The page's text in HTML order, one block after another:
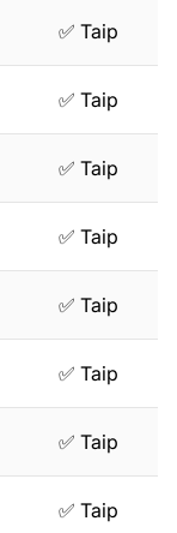
✅ Taip
✅ Taip
✅ Taip
✅ Taip
✅ Taip
✅ Taip
✅ Taip
✅ Taip